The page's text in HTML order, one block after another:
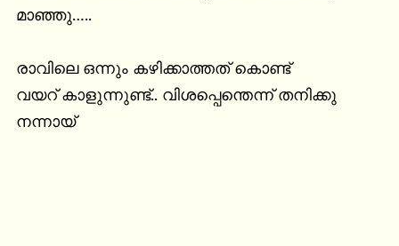
മാഞ്ഞു…..
രാവിലെ ഒന്നും കഴിക്കാത്തത് കൊണ്ട്
വയറ് കാളുന്നുണ്ട്.. വിശപ്പെന്തെന്ന് തനിക്കു
നന്നായ്